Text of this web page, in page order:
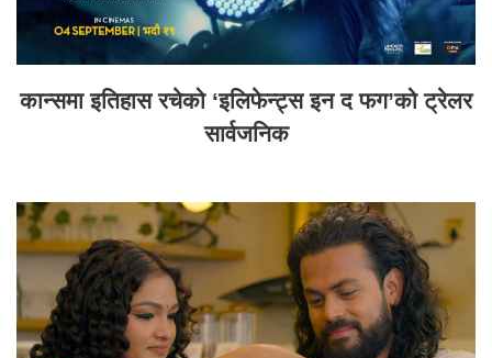
कान्समा इतिहास रचेको ‘इलिफेन्ट्स इन द फग’को ट्रेलर
सार्वजनिक